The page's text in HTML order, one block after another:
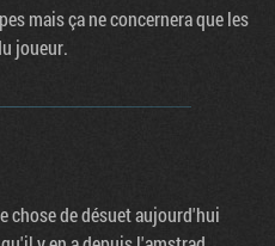
mais ça ne concernera que les
joueur.
chose de désuet aujourd'hui